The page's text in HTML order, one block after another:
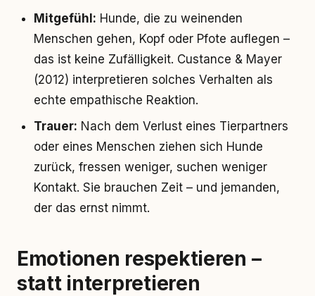
Mitgefühl: Hunde, die zu weinenden
Menschen gehen, Kopf oder Pfote auflegen –
das ist keine Zufälligkeit. Custance & Mayer
(2012) interpretieren solches Verhalten als
echte empathische Reaktion.
Trauer: Nach dem Verlust eines Tierpartners
oder eines Menschen ziehen sich Hunde
zurück, fressen weniger, suchen weniger
Kontakt. Sie brauchen Zeit – und jemanden,
der das ernst nimmt.
Emotionen respektieren –
statt interpretieren